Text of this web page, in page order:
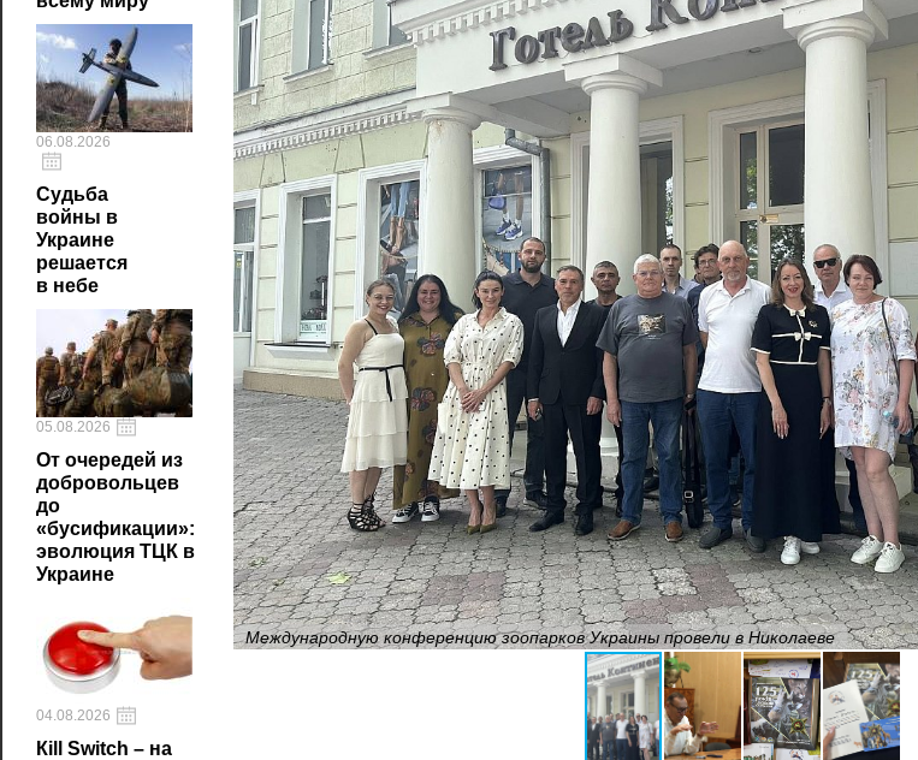
06.08.2026
Судьба
войны в
Украине
решается
в небе
05.08.2026
От очередей из
добровольцев
до
«бусификации»:
эволюция ТЦК в
Украине
04.08.2026
Кill Switch – на
Международную конференцию зоопарков Украины провели в Николаеве